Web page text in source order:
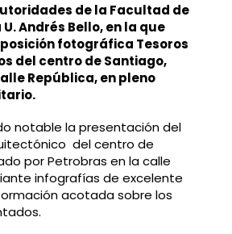
de la Facultad de
Andrés Bello, en la que
fotográfica Tesoros
del centro de Santiago,
República, en pleno
notable la presentación del
del centro de
por Petrobras en la calle
infografías de excelente
acotada sobre los